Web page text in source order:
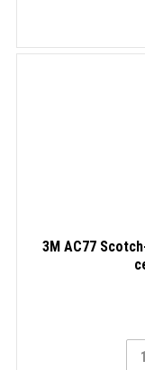
3M AC77